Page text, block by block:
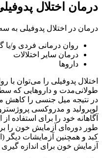
درمان اختلال
درمان در اختلال پدوفیلی
روان درمانی فردی و/یا
درمان سایر اختلالات
داروها
اختلال پدوفیلی را می‌توان با
طولانی‌مدت و داروهایی که
در نتیجه میل جنسی را کاهش
لوپرولید و مدروکسی
آگاهانه خود را برای استفاده
طور دوره‌ای آزمایش خون را
کبد و همچنین آزمایشات دیگر
آزمایش خون برای اندازه